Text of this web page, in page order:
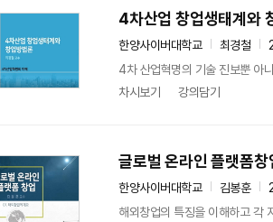
4차산업 창업생태계와
한양사이버대학교 최경철
4차 산업혁명의 기술 진보뿐 아
차시보기
강의담기
글로벌 온라인 플랫폼창
한양사이버대학교 김봉훈
해외창업의 특징을 이해하고 각